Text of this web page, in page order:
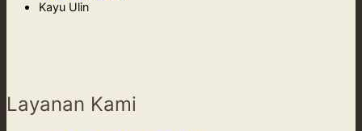
Kayu Ulin
Layanan Kami